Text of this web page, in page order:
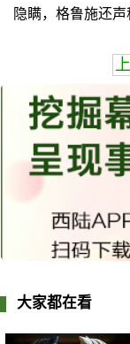
隐瞒，格鲁施还声
大家都在看